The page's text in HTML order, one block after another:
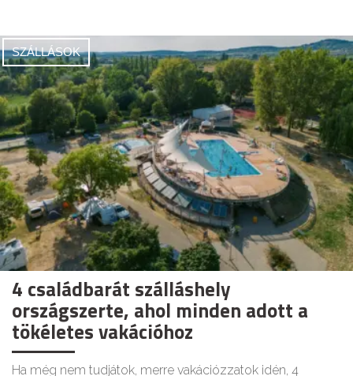
SZÁLLÁSOK
4 családbarát szálláshely
országszerte, ahol minden adott a
tökéletes vakációhoz
Ha még nem tudjátok, merre vakációzzatok idén, 4